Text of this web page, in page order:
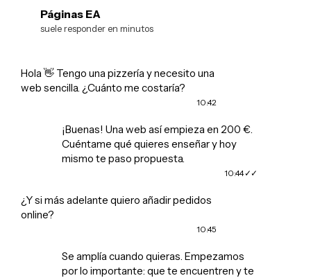
Páginas EA
suele responder en minutos
Hola 👋 Tengo una pizzería y necesito una
web sencilla. ¿Cuánto me costaría?
10:42
¡Buenas! Una web así empieza en 200 €.
Cuéntame qué quieres enseñar y hoy
mismo te paso propuesta.
10:44
¿Y si más adelante quiero añadir pedidos
online?
10:45
Se amplía cuando quieras. Empezamos
por lo importante: que te encuentren y te